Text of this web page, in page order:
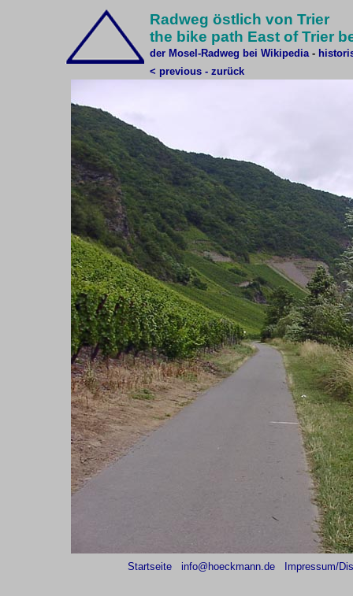
Radweg östlich von Trier
the bike path East of Trier
der Mosel-Radweg bei Wikipedia-
< previous - zurück
Startseite info@hoeckmann.de Impressum/